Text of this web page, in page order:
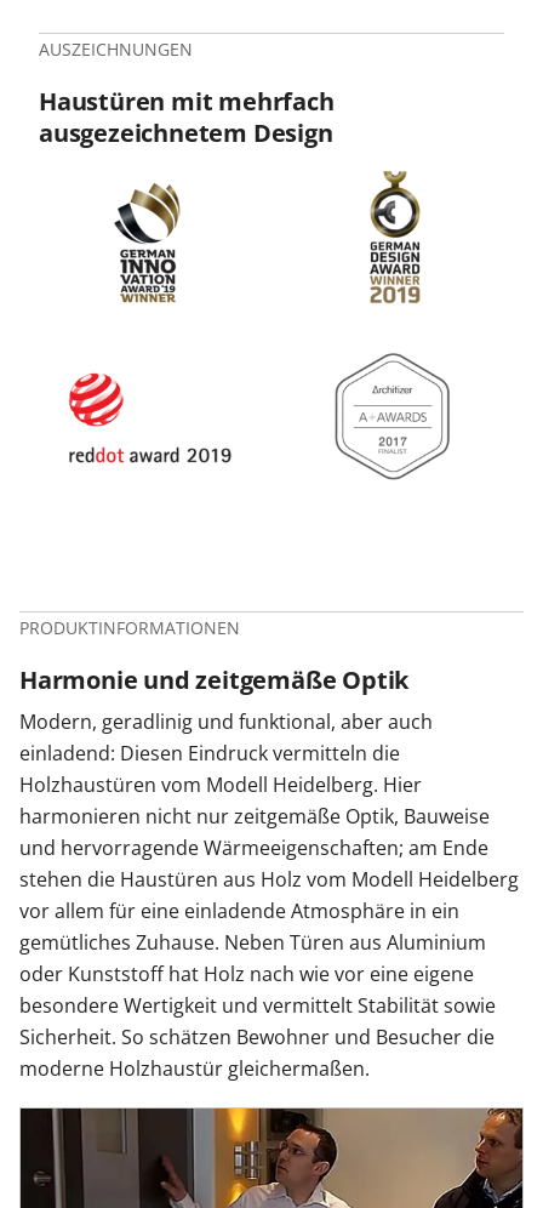
AUSZEICHNUNGEN
Haustüren mit mehrfach
ausgezeichnetem Design
PRODUKTINFORMATIONEN
Harmonie und zeitgemäße Optik
Modern, geradlinig und funktional, aber auch
einladend: Diesen Eindruck vermitteln die
Holzhaustüren vom Modell Heidelberg. Hier
harmonieren nicht nur zeitgemäße Optik, Bauweise
und hervorragende Wärmeeigenschaften; am Ende
stehen die Haustüren aus Holz vom Modell Heidelberg
vor allem für eine einladende Atmosphäre in ein
gemütliches Zuhause. Neben Türen aus Aluminium
oder Kunststoff hat Holz nach wie vor eine eigene
besondere Wertigkeit und vermittelt Stabilität sowie
Sicherheit. So schätzen Bewohner und Besucher die
moderne Holzhaustür gleichermaßen.